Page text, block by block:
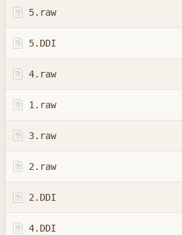
5.raw
5.DDI
4.raw
1.raw
3.raw
2.raw
2.DDI
4.DDI